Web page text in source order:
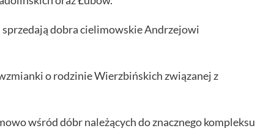
dobra cielimowskie Andrzejowi
o rodzinie Wierzbińskich związanej z
wśród dóbr należących do znacznego kompleksu